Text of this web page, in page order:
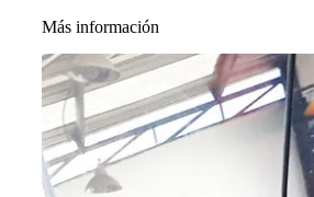
Más información